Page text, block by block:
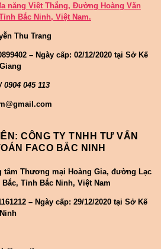
năng Việt Thắng, Đường Hoàng Văn
Bắc Ninh, Việt Nam.
Thu Trang
– Ngày cấp: 02/12/2020 tại Sở Kế
0904 045 113
CÔNG TY TNHH TƯ VẤN
FACO BẮC NINH
tâm Thương mại Hoàng Gia, đường Lạc
Tỉnh Bắc Ninh, Việt Nam
– Ngày cấp: 29/12/2020 tại Sở Kế